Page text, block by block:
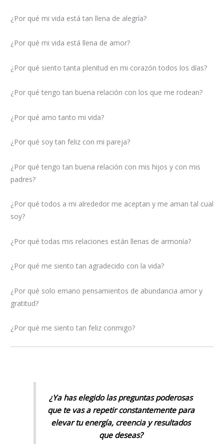
¿Por qué mi vida está tan llena de alegría?
¿Por qué mi vida está llena de amor?
¿Por qué siento tanta plenitud en mi corazón todos los días?
¿Por qué tengo tan buena relación con los que me rodean?
¿Por qué amo tanto mi vida?
¿Por qué soy tan feliz con mi pareja?
¿Por qué tengo tan buena relación con mis hijos y con mis
padres?
¿Por qué todos a mi alrededor me aceptan y me aman tal cual
soy?
¿Por qué todas mis relaciones están llenas de armonía?
¿Por qué me siento tan agradecido con la vida?
¿Por qué solo emano pensamientos de abundancia amor y
gratitud?
¿Por qué me siento tan feliz conmigo?
¿Ya has elegido las preguntas poderosas
que te vas a repetir constantemente para
elevar tu energía, creencia y resultados
que deseas?